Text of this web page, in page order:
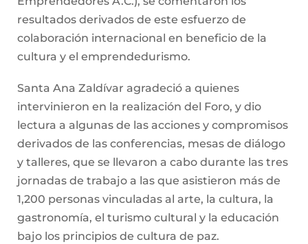
resultados derivados de este esfuerzo de
colaboración internacional en beneficio de la
cultura y el emprendedurismo.
Santa Ana Zaldívar agradeció a quienes
intervinieron en la realización del Foro, y dio
lectura a algunas de las acciones y compromisos
derivados de las conferencias, mesas de diálogo
y talleres, que se llevaron a cabo durante las tres
jornadas de trabajo a las que asistieron más de
1,200 personas vinculadas al arte, la cultura, la
gastronomía, el turismo cultural y la educación
bajo los principios de cultura de paz.